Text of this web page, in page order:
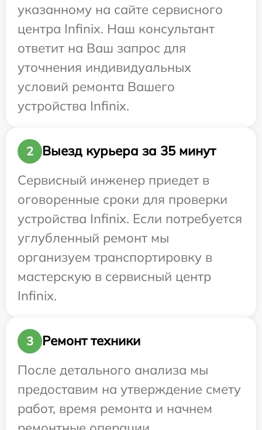
указанному на сайте сервисного
центра Infinix. Наш консультант
ответит на Ваш запрос для
уточнения индивидуальных
условий ремонта Вашего
устройства Infinix.
2
Выезд курьера за 35 минут
Сервисный инженер приедет в
оговоренные сроки для проверки
устройства Infinix. Если потребуется
углубленный ремонт мы
организуем транспортировку в
мастерскую в сервисный центр
Infinix.
3
Ремонт техники
После детального анализа мы
предоставим на утверждение смету
работ, время ремонта и начнем